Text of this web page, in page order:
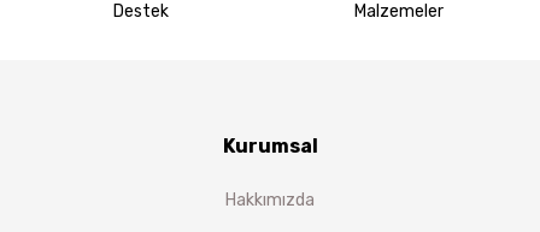
Destek Malzemeler
Kurumsal
Hakkımızda